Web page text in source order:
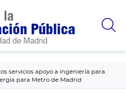
servicios apoyo a ingeniería para
para Metro de Madrid